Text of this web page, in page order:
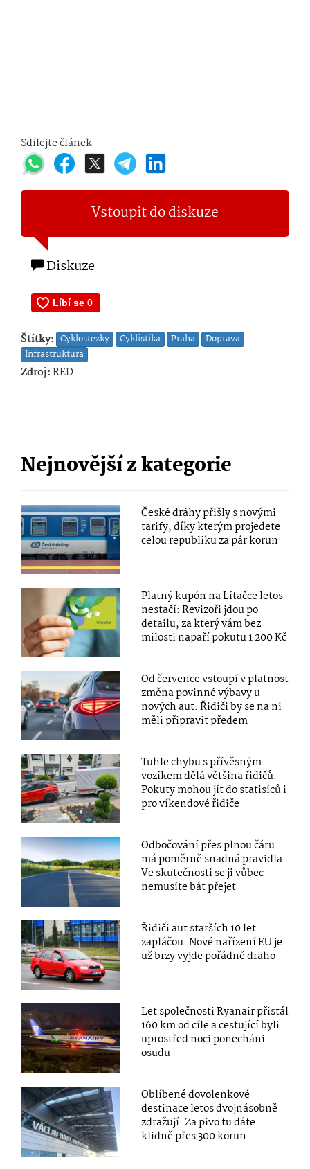
Sdílejte článek
Vstoupit do diskuze
Diskuze
Štítky: Cyklostezky Cyklistika Praha
Doprava
Infrastruktura
Zdroj:RED
Nejnovější z kategorie
České dráhy přišly s novými
tarify, díky kterým projedete
celou republiku za pár korun
Platný kupón na Lítačce letos
nestačí: Revizoři jdou po
detailu, za který vám bez
milosti napaří pokutu 1 200 Kč
Od července vstoupí v platnost
změna povinné výbavy u
nových aut. Řidiči by se na ni
měli připravit předem
Tuhle chybu s přívěsným
vozíkem dělá většina řidičů.
Pokuty mohou jít do statisíců i
pro víkendové řidiče
Odbočování přes plnou čáru
má poměrně snadná pravidla.
Ve skutečnosti se ji vůbec
nemusíte bát přejet
Řidiči aut starších 10 let
zapláčou. Nové nařízení EU je
už brzy vyjde pořádně draho
Let společnosti Ryanair přistál
160 km od cíle a cestující byli
uprostřed noci ponecháni
osudu
Oblíbené dovolenkové
destinace letos dvojnásobně
zdražují. Za pivo tu dáte
klidně přes 300 korun